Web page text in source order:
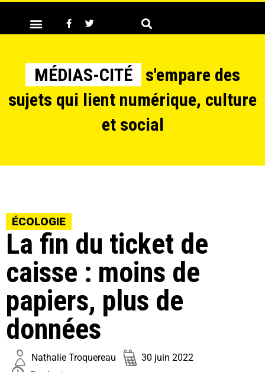
MÉDIAS-CITÉ
s'empare des
sujets qui lient numérique, culture
et social
ÉCOLOGIE
La fin du ticket de
caisse : moins de
papiers, plus de
données
Nathalie Troquereau 30 juin 2022